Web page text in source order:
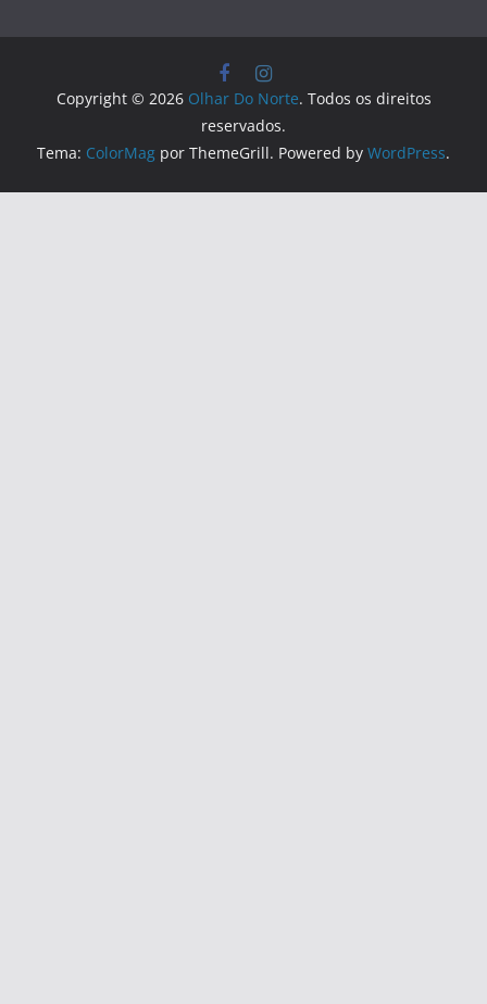
Copyright © 2026 Olhar Do Norte. Todos os direitos
reservados.
Tema: ColorMag por ThemeGrill. Powered by WordPress.